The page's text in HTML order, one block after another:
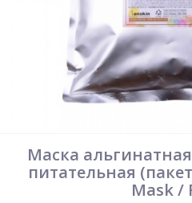
Маска
питательная
Mask /